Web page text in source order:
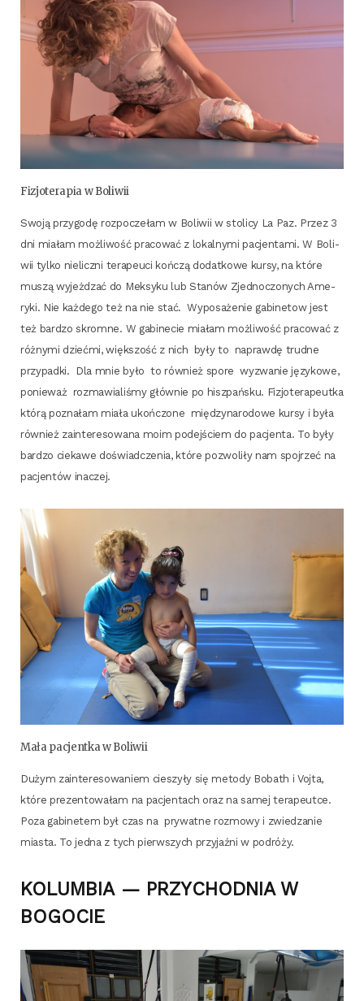
Fizjo­te­ra­pia w Boliwii
Swo­ją przy­go­dę roz­po­cze­łam w Boli­wii w sto­li­cy La Paz. Przez 3
dni mia­łam moż­li­wość pra­co­wać z lokal­ny­mi pacjen­ta­mi. W Boli­
wii tyl­ko nie­licz­ni tera­peu­ci koń­czą dodat­ko­we kur­sy, na któ­re
muszą wyjeż­dzać do Mek­sy­ku lub Sta­nów Zjed­no­czo­nych Ame­
ry­ki. Nie każ­de­go też na nie stać. Wypo­sa­że­nie gabi­ne­tow jest
też bar­dzo skrom­ne. W gabi­ne­cie mia­łam moż­li­wość pra­co­wać z
róż­ny­mi dzieć­mi, więk­szość z nich były to napraw­dę trud­ne
przy­pad­ki. Dla mnie było to rów­nież spo­re wyzwa­nie języ­ko­we,
ponie­waż roz­ma­wia­li­śmy głów­nie po hisz­pań­sku. Fizjo­te­ra­peut­ka
któ­rą pozna­łam mia­ła ukoń­czo­ne mię­dzy­na­ro­do­we kur­sy i była
rów­nież zain­te­re­so­wa­na moim podej­ściem do pacjen­ta. To były
bar­dzo cie­ka­we doświad­cze­nia, któ­re pozwo­li­ły nam spoj­rzeć na
pacjen­tów inaczej.
Mała pacjent­ka w Boliwii
Dużym zain­te­re­so­wa­niem cie­szy­ły się meto­dy Bobath i Voj­ta,
któ­re pre­zen­to­wa­łam na pacjen­tach oraz na samej tera­peut­ce.
Poza gabi­ne­tem był czas na pry­wat­ne roz­mo­wy i zwie­dza­nie
mia­sta. To jed­na z tych pierw­szych przy­jaź­ni w podróży.
KOLUMBIA— PRZYCHODNIAW
BOGOCIE